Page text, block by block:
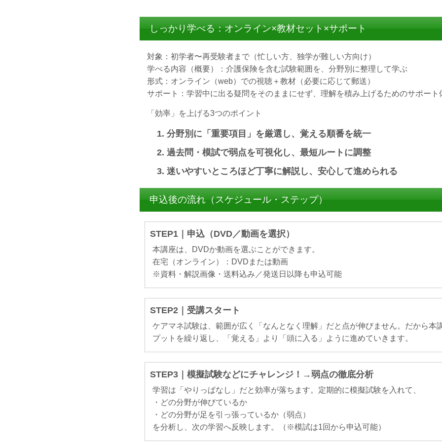
しっかり学べる：オンライン×教材セット×サポート
対象：初学者〜再受験者まで（忙しい方、独学が難しい方向け）
学べる内容（概要）：介護保険を含む試験範囲を、分野別に整理して学ぶ
形式：オンライン（web）での視聴＋教材（必要に応じて郵送）
サポート：学習中に出る疑問をそのままにせず、理解を積み上げるためのサポート
「効率」を上げる3つのポイント
分野別に「重要項目」を厳選し、覚える順番を統一
過去問・模試で弱点を可視化し、最短ルートに調整
迷いやすいところほど丁寧に解説し、安心して進められる
申込後の流れ（スケジュール・ステップ）
STEP1｜申込（DVD／動画を選択）
本講座は、DVDか動画を選ぶことができます。
在宅（オンライン）：DVDまたは動画
※資料・解説画像・送料込み／発送日以降も申込可能
STEP2｜受講スタート
ケアマネ試験は、範囲が広く「なんとなく理解」だと点が伸びません。だから本
プットを繰り返し、「覚える」より「頭に入る」ように進めていきます。
STEP3｜模擬試験などにチャレンジ！→弱点の徹底分析
学習は「やりっぱなし」だと効率が落ちます。定期的に模擬試験を入れて、
・どの分野が伸びているか
・どの分野が足を引っ張っているか（弱点）
を分析し、次の学習へ反映します。（※模試は1回から申込可能）